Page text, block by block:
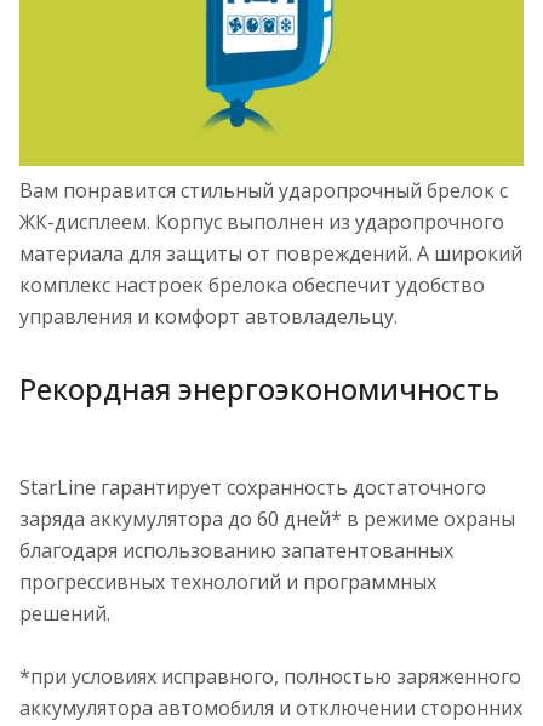
Вам понравится стильный ударопрочный брелок с
ЖК-дисплеем. Корпус выполнен из ударопрочного
материала для защиты от повреждений. А широкий
комплекс настроек брелока обеспечит удобство
управления и комфорт автовладельцу.
Рекордная энергоэкономичность
StarLine гарантирует сохранность достаточного
заряда аккумулятора до 60 дней* в режиме охраны
благодаря использованию запатентованных
прогрессивных технологий и программных
решений.
*при условиях исправного, полностью заряженного
аккумулятора автомобиля и отключении сторонних